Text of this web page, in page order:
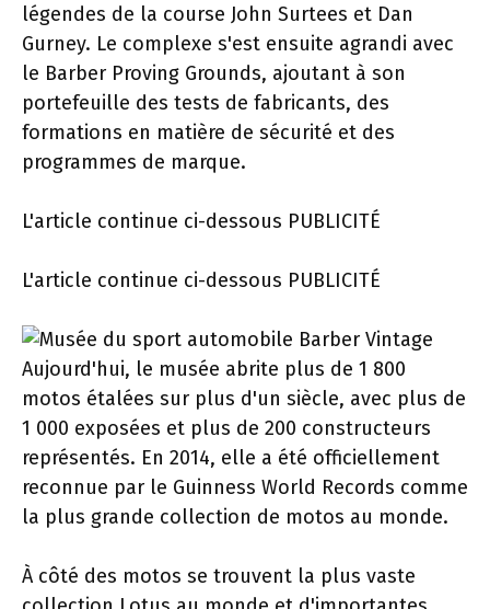
légendes de la course John Surtees et Dan
Gurney. Le complexe s'est ensuite agrandi avec
le Barber Proving Grounds, ajoutant à son
portefeuille des tests de fabricants, des
formations en matière de sécurité et des
programmes de marque.
L'article continue ci-dessous PUBLICITÉ
L'article continue ci-dessous PUBLICITÉ
Aujourd'hui, le musée abrite plus de 1 800
motos étalées sur plus d'un siècle, avec plus de
1 000 exposées et plus de 200 constructeurs
représentés. En 2014, elle a été officiellement
reconnue par le Guinness World Records comme
la plus grande collection de motos au monde.
À côté des motos se trouvent la plus vaste